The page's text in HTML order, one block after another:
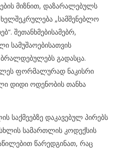
მიზნით, დაზარალებულს
„სამშენებლო
შეთანხმებისამებრ,
სამუშაოებისათვის
გადასცა.
ფორმალურად ნაკისრი
დიდი ოდენობის თანხა
საქმეებზე დაკავებულ პირებს
სამართლის კოდექსის
წარედგინათ, რაც